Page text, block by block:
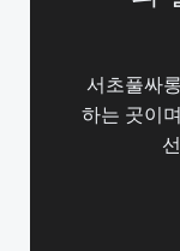
서초풀싸
하는 곳이